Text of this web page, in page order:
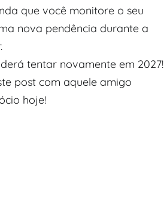
que você monitore o seu
nova pendência durante a
tentar novamente em 2027!
post com aquele amigo
hoje!